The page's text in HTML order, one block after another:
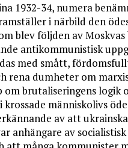
1932-34, numera
i närbild den
blev följden av Moskvas
antikommunistisk
med smått,
rena dumheter om
om brutaliseringens logik
krossade människolivs
av att ukrainska
anhängare av socialistisk